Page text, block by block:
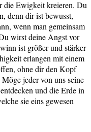
die Ewigkeit kreieren. Du
denn dir ist bewusst,
wenn man gemeinsam
wirst deine Angst vor
ist größer und stärker
erlangen mit einem
ohne dir den Kopf
jeder von uns seine
und die Erde in
sie eins gewesen